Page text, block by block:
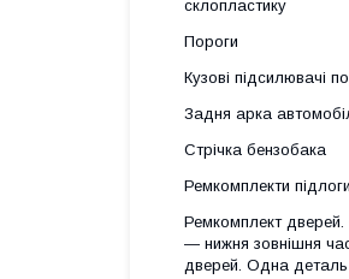
склопластику
Пороги
Кузові підсилювачі
Задня арка
Стрічка бензобака
Ремкомплекти підлоги
Ремкомплект дверей.
— нижня зовнішня
дверей. Одна деталь